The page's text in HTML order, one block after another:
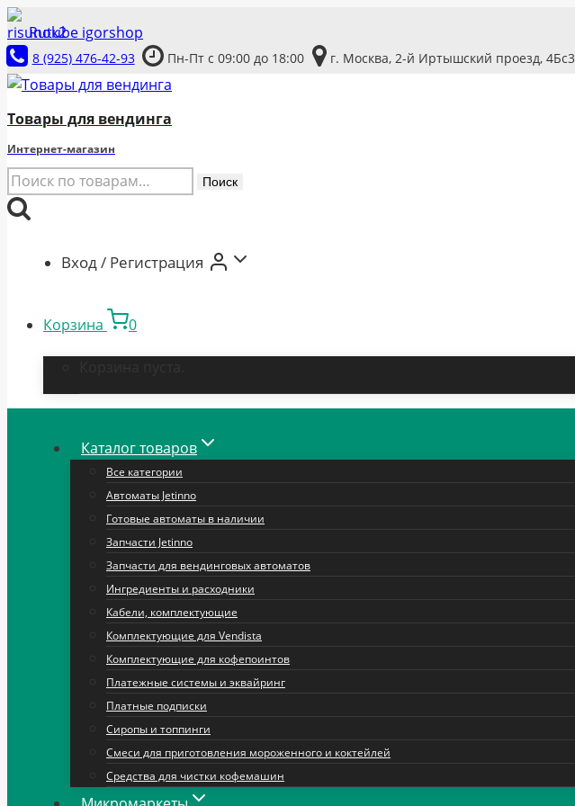
Перейти
к
содержимому
Rutube igorshop
8 (925) 476-42-93 Пн-Пт с 09:00 до 18:00 г. Москва, 2-й Иртышский проезд, 4Бс3
Товары для вендинга
Интернет-магазин
Искать: Поиск
Вход / Регистрация
Корзина 0
Каталог товаров
Все категории
Автоматы Jetinno
Готовые автоматы в наличии
Запчасти Jetinno
Запчасти для вендинговых автоматов
Ингредиенты и расходники
Кабели, комплектующие
Комплектующие для Vendista
Комплектующие для кофепоинтов
Платежные системы и эквайринг
Платные подписки
Сиропы и топпинги
Смеси для приготовления мороженного и коктейлей
Средства для чистки кофемашин